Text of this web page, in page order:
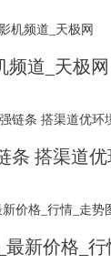
频道_天极网
条 搭渠道
最新价格_